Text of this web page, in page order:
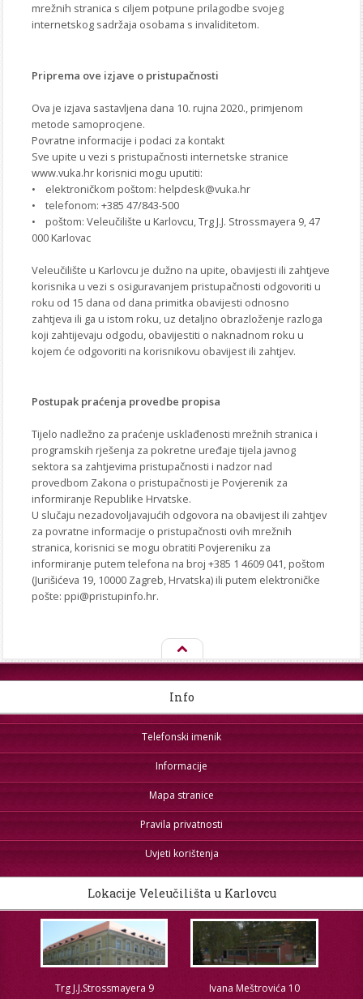
mrežnih stranica s ciljem potpune prilagodbe svojeg
internetskog sadržaja osobama s invaliditetom.
Priprema ove izjave o pristupačnosti
Ova je izjava sastavljena dana 10. rujna 2020., primjenom
metode samoprocjene.
Povratne informacije i podaci za kontakt
Sve upite u vezi s pristupačnosti internetske stranice
www.vuka.hr korisnici mogu uputiti:
• elektroničkom poštom: helpdesk@vuka.hr
• telefonom: +385 47/843-500
• poštom: Veleučilište u Karlovcu, Trg J.J. Strossmayera 9, 47
000 Karlovac
Veleučilište u Karlovcu je dužno na upite, obavijesti ili zahtjeve
korisnika u vezi s osiguravanjem pristupačnosti odgovoriti u
roku od 15 dana od dana primitka obavijesti odnosno
zahtjeva ili ga u istom roku, uz detaljno obrazloženje razloga
koji zahtijevaju odgodu, obavijestiti o naknadnom roku u
kojem će odgovoriti na korisnikovu obavijest ili zahtjev.
Postupak praćenja provedbe propisa
Tijelo nadležno za praćenje usklađenosti mrežnih stranica i
programskih rješenja za pokretne uređaje tijela javnog
sektora sa zahtjevima pristupačnosti i nadzor nad
provedbom Zakona o pristupačnosti je Povjerenik za
informiranje Republike Hrvatske.
U slučaju nezadovoljavajućih odgovora na obavijest ili zahtjev
za povratne informacije o pristupačnosti ovih mrežnih
stranica, korisnici se mogu obratiti Povjereniku za
informiranje putem telefona na broj +385 1 4609 041, poštom
(Jurišićeva 19, 10000 Zagreb, Hrvatska) ili putem elektroničke
pošte: ppi@pristupinfo.hr.
Info
Telefonski imenik
Informacije
Mapa stranice
Pravila privatnosti
Uvjeti korištenja
Lokacije Veleučilišta u Karlovcu
Trg J.J.Strossmayera 9 Ivana Meštrovića 10